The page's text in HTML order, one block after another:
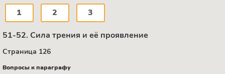
1 2 3
51-52. Сила трения и её проявление
Страница 126
Вопросы к параграфу